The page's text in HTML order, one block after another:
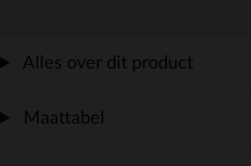
Alles over dit product
Maattabel